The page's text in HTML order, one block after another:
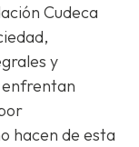
Cudeca
y
enfrentan
hacen de esta